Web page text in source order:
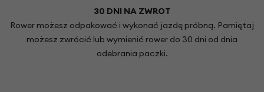
30 DNI NA ZWROT
Rower możesz odpakować i wykonać jazdę próbną. Pamiętaj
możesz zwrócić lub wymienić rower do 30 dni od dnia
odebrania paczki.